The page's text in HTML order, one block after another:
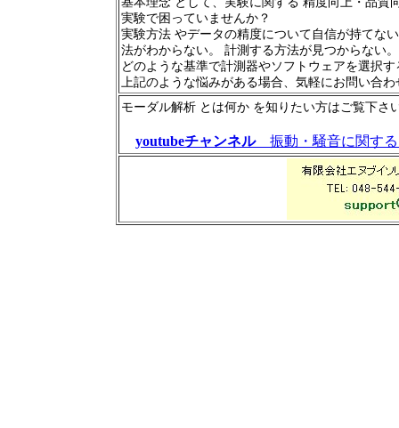
実験で困っていませんか？
実験方法 やデータの精度について自信が持てない
法がわからない。
計測する方法が見つからない。
どのような基準で計測器やソフトウェアを選択
上記のような悩みがある場合、気軽にお問い合わ
モーダル解析 とは何か を知りたい方はご覧下さ
youtubeチャンネル振動・騒音に関する